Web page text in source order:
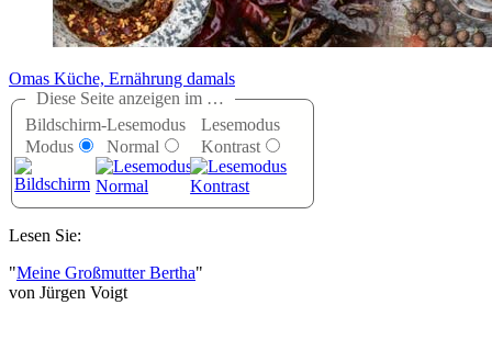
Omas Küche, Ernährung damals
Diese Seite anzeigen im …
Bildschirm-
Modus
Lesemodus
Normal
Lesemodus
Kontrast
Lesen Sie:
Meine Großmutter Bertha
von Jürgen Voigt